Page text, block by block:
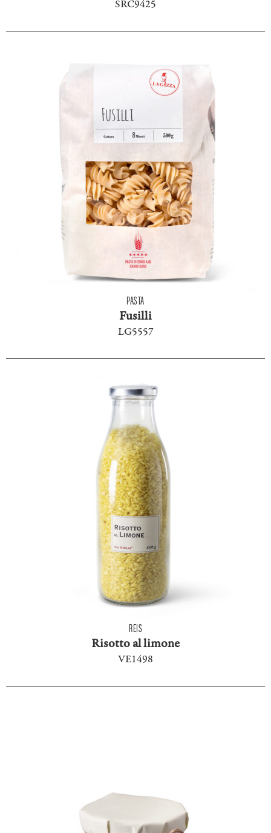
SRC9425
PASTA
Fusilli
LG5557
REIS
Risotto al limone
VE1498